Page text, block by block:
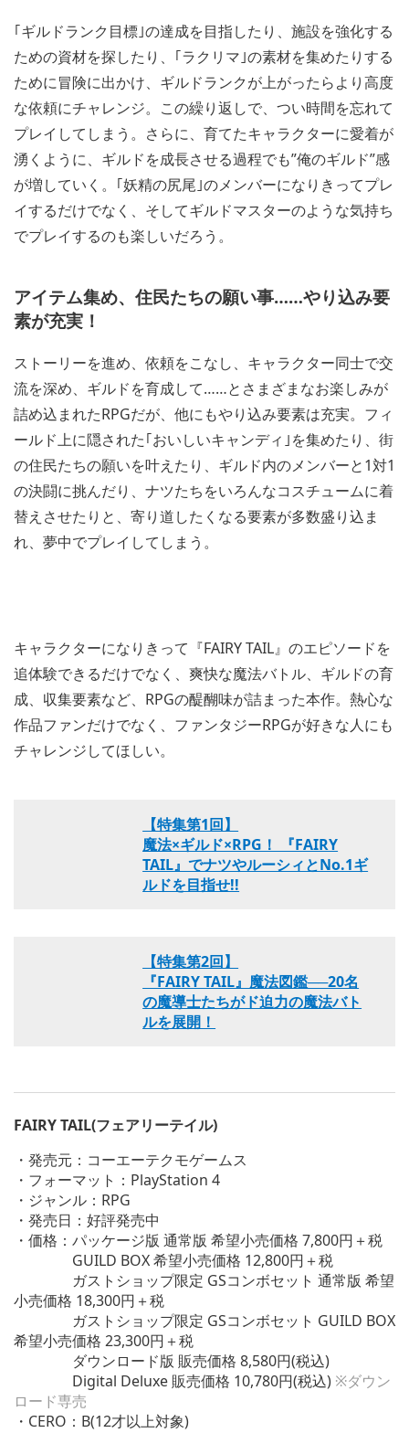
｢ギルドランク目標｣の達成を目指したり、施設を強化する
ための資材を探したり、｢ラクリマ｣の素材を集めたりする
ために冒険に出かけ、ギルドランクが上がったらより高度
な依頼にチャレンジ。この繰り返しで、つい時間を忘れて
プレイしてしまう。さらに、育てたキャラクターに愛着が
湧くように、ギルドを成長させる過程でも”俺のギルド”感
が増していく。｢妖精の尻尾｣のメンバーになりきってプレ
イするだけでなく、そしてギルドマスターのような気持ち
でプレイするのも楽しいだろう。
アイテム集め、住民たちの願い事……やり込み要
素が充実！
ストーリーを進め、依頼をこなし、キャラクター同士で交
流を深め、ギルドを育成して……とさまざまなお楽しみが
詰め込まれたRPGだが、他にもやり込み要素は充実。フィ
ールド上に隠された｢おいしいキャンディ｣を集めたり、街
の住民たちの願いを叶えたり、ギルド内のメンバーと1対1
の決闘に挑んだり、ナツたちをいろんなコスチュームに着
替えさせたりと、寄り道したくなる要素が多数盛り込ま
れ、夢中でプレイしてしまう。
キャラクターになりきって『FAIRY TAIL』のエピソードを
追体験できるだけでなく、爽快な魔法バトル、ギルドの育
成、収集要素など、RPGの醍醐味が詰まった本作。熱心な
作品ファンだけでなく、ファンタジーRPGが好きな人にも
チャレンジしてほしい。
【特集第1回】
魔法×ギルド×RPG！ 『FAIRY
TAIL』でナツやルーシィとNo.1ギ
ルドを目指せ!!
【特集第2回】
『FAIRY TAIL』魔法図鑑──20名
の魔導士たちがド迫力の魔法バト
ルを展開！
FAIRY TAIL(フェアリーテイル)
・発売元：コーエーテクモゲームス
・フォーマット：PlayStation 4
・ジャンル：RPG
・発売日：好評発売中
・価格：パッケージ版 通常版 希望小売価格 7,800円＋税
GUILD BOX 希望小売価格 12,800円＋税
ガストショップ限定 GSコンボセット 通常版 希望
小売価格 18,300円＋税
ガストショップ限定 GSコンボセット GUILD BOX
希望小売価格 23,300円＋税
ダウンロード版 販売価格 8,580円(税込)
Digital Deluxe 販売価格 10,780円(税込) ※ダウン
ロード専売
・CERO：B(12才以上対象)